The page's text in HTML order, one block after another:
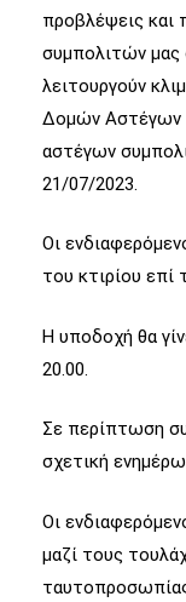
προβλέψεις και
συμπολιτών μας
λειτουργούν
Δομών Αστέγων
αστέγων
21/07/2023.
Οι
του κτιρίου επί
Η υποδοχή θα
20.00.
Σε περίπτωση
σχετική
Οι
μαζί τους